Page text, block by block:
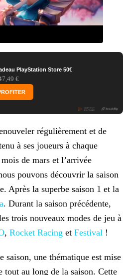
PlayStation Store 50€
€
régulièrement et de
à ses joueurs à chaque
de mars et l’arrivée
pouvons découvrir la saison
Après la superbe saison 1 et la
. Durant la saison précédente,
trois nouveaux modes de jeu à
, Rocket Racing et Festival !
saison, une thématique est mise
tout au long de la saison. Cette